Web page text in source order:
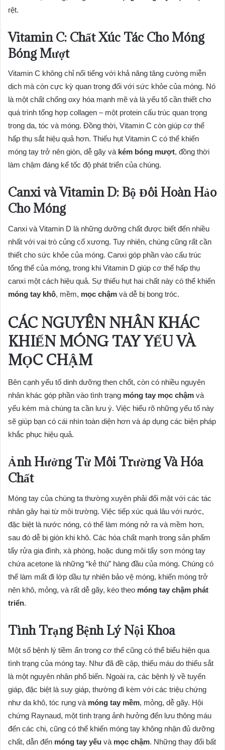
rệt.
Vitamin C: Chất Xúc Tác Cho Móng
Bóng Mượt
Vitamin C không chỉ nổi tiếng với khả năng tăng cường miễn
dịch mà còn cực kỳ quan trọng đối với sức khỏe của móng. Nó
là một chất chống oxy hóa mạnh mẽ và là yếu tố cần thiết cho
quá trình tổng hợp collagen – một protein cấu trúc quan trọng
trong da, tóc và móng. Đồng thời, Vitamin C còn giúp cơ thể
hấp thụ sắt hiệu quả hơn. Thiếu hụt Vitamin C có thể khiến
móng tay trở nên giòn, dễ gãy và kém bóng mượt, đồng thời
làm chậm đáng kể tốc độ phát triển của chúng.
Canxi và Vitamin D: Bộ Đôi Hoàn Hảo
Cho Móng
Canxi và Vitamin D là những dưỡng chất được biết đến nhiều
nhất với vai trò củng cố xương. Tuy nhiên, chúng cũng rất cần
thiết cho sức khỏe của móng. Canxi góp phần vào cấu trúc
tổng thể của móng, trong khi Vitamin D giúp cơ thể hấp thụ
canxi một cách hiệu quả. Sự thiếu hụt hai chất này có thể khiến
móng tay khô, mềm, mọc chậm và dễ bị bong tróc.
CÁC NGUYÊN NHÂN KHÁC
KHIẾN MÓNG TAY YẾU VÀ
MỌC CHẬM
Bên cạnh yếu tố dinh dưỡng then chốt, còn có nhiều nguyên
nhân khác góp phần vào tình trạng móng tay mọc chậm và
yếu kém mà chúng ta cần lưu ý. Việc hiểu rõ những yếu tố này
sẽ giúp bạn có cái nhìn toàn diện hơn và áp dụng các biện pháp
khắc phục hiệu quả.
Ảnh Hưởng Từ Môi Trường Và Hóa
Chất
Móng tay của chúng ta thường xuyên phải đối mặt với các tác
nhân gây hại từ môi trường. Việc tiếp xúc quá lâu với nước,
đặc biệt là nước nóng, có thể làm móng nở ra và mềm hơn,
sau đó dễ bị giòn khi khô. Các hóa chất mạnh trong sản phẩm
tẩy rửa gia đình, xà phòng, hoặc dung môi tẩy sơn móng tay
chứa acetone là những “kẻ thù” hàng đầu của móng. Chúng có
thể làm mất đi lớp dầu tự nhiên bảo vệ móng, khiến móng trở
nên khô, mỏng, và rất dễ gãy, kéo theo móng tay chậm phát
triển.
Tình Trạng Bệnh Lý Nội Khoa
Một số bệnh lý tiềm ẩn trong cơ thể cũng có thể biểu hiện qua
tình trạng của móng tay. Như đã đề cập, thiếu máu do thiếu sắt
là một nguyên nhân phổ biến. Ngoài ra, các bệnh lý về tuyến
giáp, đặc biệt là suy giáp, thường đi kèm với các triệu chứng
như da khô, tóc rụng và móng tay mềm, mỏng, dễ gãy. Hội
chứng Raynaud, một tình trạng ảnh hưởng đến lưu thông máu
đến các chi, cũng có thể khiến móng tay không nhận đủ dưỡng
chất, dẫn đến móng tay yếu và mọc chậm. Những thay đổi bất